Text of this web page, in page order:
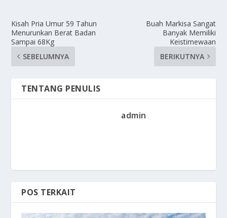
Kisah Pria Umur 59 Tahun
Menurunkan Berat Badan
Sampai 68Kg
SEBELUMNYA
Buah Markisa Sangat
Banyak Memiliki
Keistimewaan
BERIKUTNYA
TENTANG PENULIS
admin
POS TERKAIT